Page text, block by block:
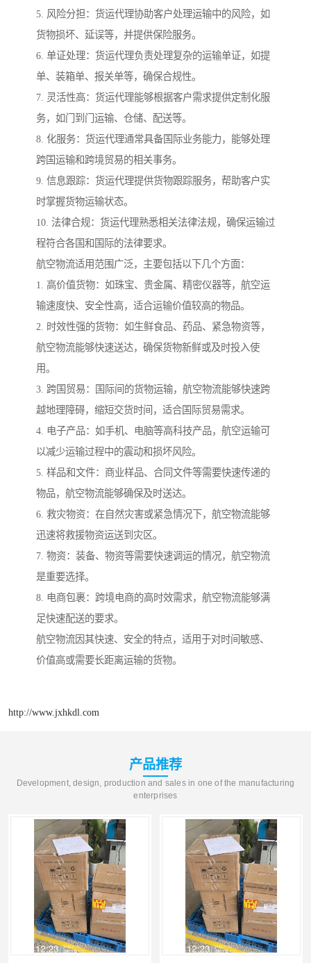
5. 风险分担：货运代理协助客户处理运输中的风险，如
货物损坏、延误等，并提供保险服务。
6. 单证处理：货运代理负责处理复杂的运输单证，如提
单、装箱单、报关单等，确保合规性。
7. 灵活性高：货运代理能够根据客户需求提供定制化服
务，如门到门运输、仓储、配送等。
8. 化服务：货运代理通常具备国际业务能力，能够处理
跨国运输和跨境贸易的相关事务。
9. 信息跟踪：货运代理提供货物跟踪服务，帮助客户实
时掌握货物运输状态。
10. 法律合规：货运代理熟悉相关法律法规，确保运输过
程符合各国和国际的法律要求。
航空物流适用范围广泛，主要包括以下几个方面：
1. 高价值货物：如珠宝、贵金属、精密仪器等，航空运
输速度快、安全性高，适合运输价值较高的物品。
2. 时效性强的货物：如生鲜食品、药品、紧急物资等，
航空物流能够快速送达，确保货物新鲜或及时投入使
用。
3. 跨国贸易：国际间的货物运输，航空物流能够快速跨
越地理障碍，缩短交货时间，适合国际贸易需求。
4. 电子产品：如手机、电脑等高科技产品，航空运输可
以减少运输过程中的震动和损坏风险。
5. 样品和文件：商业样品、合同文件等需要快速传递的
物品，航空物流能够确保及时送达。
6. 救灾物资：在自然灾害或紧急情况下，航空物流能够
迅速将救援物资运送到灾区。
7. 物资：装备、物资等需要快速调运的情况，航空物流
是重要选择。
8. 电商包裹：跨境电商的高时效需求，航空物流能够满
足快速配送的要求。
航空物流因其快速、安全的特点，适用于对时间敏感、
价值高或需要长距离运输的货物。
http://www.jxhkdl.com
产品推荐
Development, design, production and sales in one of the manufacturing
enterprises